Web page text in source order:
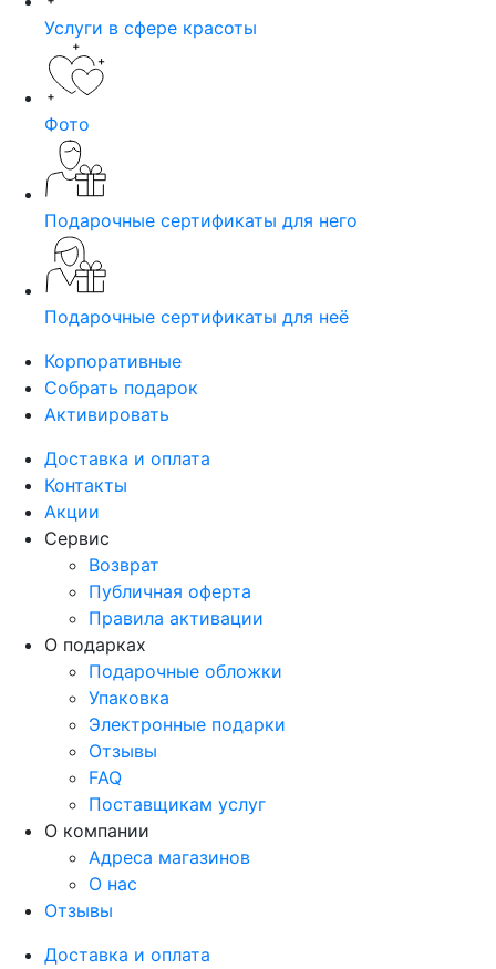
Услуги в сфере красоты
Фото
Подарочные сертификаты для него
Подарочные сертификаты для неё
Корпоративные
Собрать подарок
Активировать
Доставка и оплата
Контакты
Акции
Сервис
Возврат
Публичная оферта
Правила активации
О подарках
Подарочные обложки
Упаковка
Электронные подарки
Отзывы
FAQ
Поставщикам услуг
О компании
Адреса магазинов
О нас
Отзывы
Доставка и оплата